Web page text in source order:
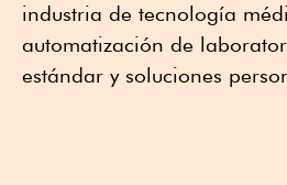
industria de tecnología
automatización de
estándar y soluciones